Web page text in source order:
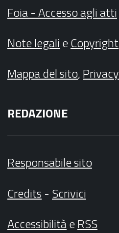
Foia - Accesso agli atti
Note legalieCopyright
Mappa del sito,Privacy
REDAZIONE
Responsabile sito
Credits- Scrivici
AccessibilitàeRSS